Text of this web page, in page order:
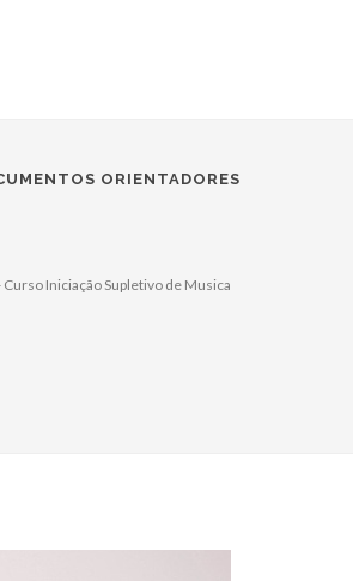
ORIENTADORES
Curso Iniciação Supletivo de Musica